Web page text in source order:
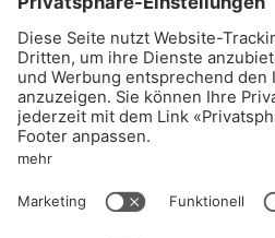
REPORTAGEN #12
20CHF
– +
IN DEN WARENKORB